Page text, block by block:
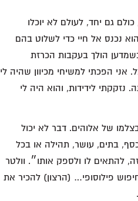
גם יחד, לעולם לא יוכלו
נכנס אל חיי כדי לשלוט בהם
הולך בעקבות הכרזת
הפכתי למשיחי מכיוון שהיה לי
לידידות, והוא היה לי
של אלוהים. דבר לא יכול
בתים, עושר, תהילה או בכל
להתאים לו ולספק אותו״. וולטר
פילוסופי… (הרצון) להכיר את